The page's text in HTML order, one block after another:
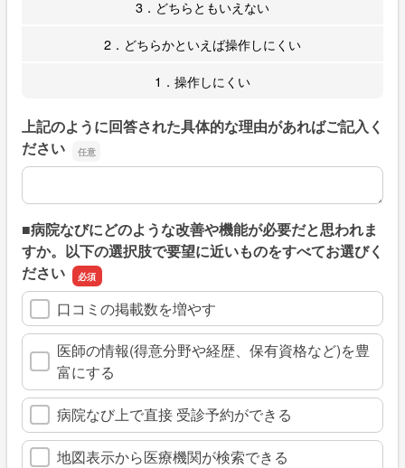
3．どちらともいえない
2．どちらかといえば操作しにくい
1．操作しにくい
上記のように回答された具体的な理由があればご記入く
ださい
上記のように回答された具体的な理由があればご記入くだ
■病院なびにどのような改善や機能が必要だと思われま
すか。以下の選択肢で要望に近いものをすべてお選びく
ださい
口コミの掲載数を増やす
医師の情報(得意分野や経歴、保有資格など)を豊
富にする
病院なび上で直接 受診予約ができる
地図表示から医療機関が検索できる